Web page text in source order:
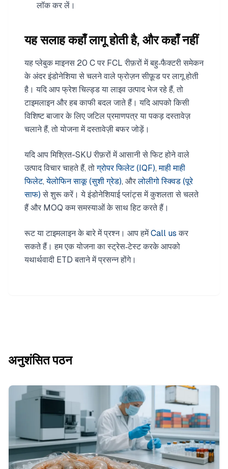
लॉक कर लें।
यह सलाह कहाँ लागू होती है, और कहाँ नहीं
यह प्लेबुक माइनस 20 C पर FCL रीफ़रों में बहु‑फैक्टरी समेकन
के अंदर इंडोनेशिया से चलने वाले फ्रोज़न सीफ़ूड पर लागू होती
है। यदि आप फ्रेश चिल्ड्ड या लाइव उत्पाद भेज रहे हैं, तो
टाइमलाइन और हब काफी बदल जाते हैं। यदि आपको किसी
विशिष्ट बाजार के लिए जटिल प्रमाणपत्र या पकड़ दस्तावेज़
चलाने हैं, तो योजना में दस्तावेज़ी बफर जोड़ें।
यदि आप मिश्रित-SKU रीफ़रों में आसानी से फिट होने वाले
उत्पाद विचार चाहते हैं, तोग्रोपर फिलेट (IQF),माही माही
फिलेट,येलोफिन साकू (सुशी ग्रेड), औरलोलीगो स्क्विड (पूरे
साफ) से शुरू करें। ये इंडोनेशियाई प्लांट्स में कुशलता से चलते
हैं और MOQ कम समस्याओं के साथ हिट करते हैं।
रूट या टाइमलाइन के बारे में प्रश्न। आप हमेंCall us कर
सकते हैं। हम एक योजना का स्ट्रेस‑टेस्ट करके आपको
यथार्थवादी ETD बताने में प्रसन्न होंगे।
अनुशंसित पठन